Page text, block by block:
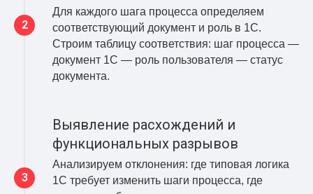
Для каждого шага процесса определяем
соответствующий документ и роль в 1С.
Строим таблицу соответствия: шаг процесса —
документ 1С — роль пользователя — статус
документа.
Выявление расхождений и
функциональных разрывов
Анализируем отклонения: где типовая логика
1С требует изменить шаги процесса, где